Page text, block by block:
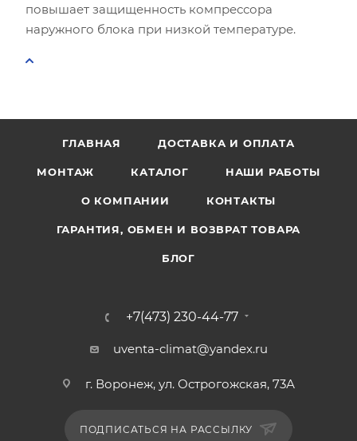
повышает защищенность компрессора
наружного блока при низкой температуре.
ГЛАВНАЯ ДОСТАВКА И ОПЛАТА
МОНТАЖ КАТАЛОГ НАШИ РАБОТЫ
О КОМПАНИИ КОНТАКТЫ
ГАРАНТИЯ, ОБМЕН И ВОЗВРАТ ТОВАРА
БЛОГ
+7(473) 230-44-77
uventa-climat@yandex.ru
г. Воронеж, ул. Острогожская, 73А
ПОДПИСАТЬСЯ НА РАССЫЛКУ